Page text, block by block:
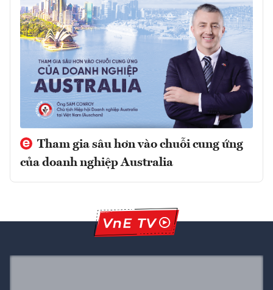
Tham gia sâu hơn vào chuỗi cung ứng
của doanh nghiệp Australia